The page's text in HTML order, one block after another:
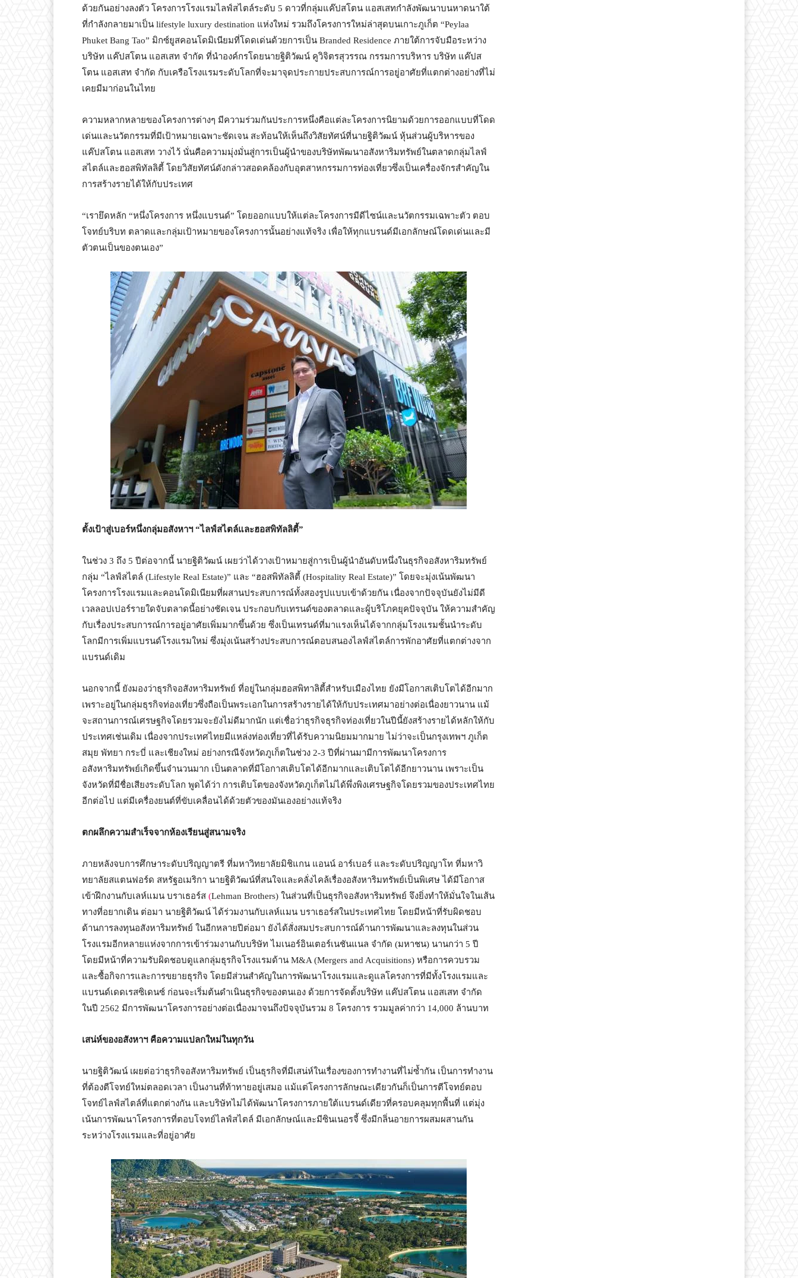
ด้วยกันอย่างลงตัว โครงการโรงแรมไลฟ์สไตล์ระดับ 5 ดาวที่กลุ่มแค๊ปสโตน แอสเสทกำลังพัฒนาบนหาดนาใต้
ที่กำลังกลายมาเป็น lifestyle luxury destination แห่งใหม่ รวมถึงโครงการใหม่ล่าสุดบนเกาะภูเก็ต “Peylaa
Phuket Bang Tao” มิกซ์ยูสคอนโดมิเนียมที่โดดเด่นด้วยการเป็น Branded Residence ภายใต้การจับมือระหว่าง
บริษัท แค๊ปสโตน แอสเสท จำกัด ที่นำองค์กรโดยนายฐิติวัฒน์ คูวิจิตรสุวรรณ กรรมการบริหาร บริษัท แค๊ปส
โตน แอสเสท จำกัด กับเครือโรงแรมระดับโลกที่จะมาจุดประกายประสบการณ์การอยู่อาศัยที่แตกต่างอย่างที่ไม่
เคยมีมาก่อนในไทย
ความหลากหลายของโครงการต่างๆ มีความร่วมกันประการหนึ่งคือแต่ละโครงการนิยามด้วยการออกแบบที่โดด
เด่นและนวัตกรรมที่มีเป้าหมายเฉพาะชัดเจน สะท้อนให้เห็นถึงวิสัยทัศน์ที่นายฐิติวัฒน์ หุ้นส่วนผู้บริหารของ
แค๊ปสโตน แอสเสท วางไว้ นั่นคือความมุ่งมั่นสู่การเป็นผู้นำของบริษัทพัฒนาอสังหาริมทรัพย์ในตลาดกลุ่มไลฟ์
สไตล์และฮอสพิทัลลิตี้ โดยวิสัยทัศน์ดังกล่าวสอดคล้องกับอุตสาหกรรมการท่องเที่ยวซึ่งเป็นเครื่องจักรสำคัญใน
การสร้างรายได้ให้กับประเทศ
“เรายึดหลัก “หนึ่งโครงการ หนึ่งแบรนด์” โดยออกแบบให้แต่ละโครงการมีดีไซน์และนวัตกรรมเฉพาะตัว ตอบ
โจทย์บริบท ตลาดและกลุ่มเป้าหมายของโครงการนั้นอย่างแท้จริง เพื่อให้ทุกแบรนด์มีเอกลักษณ์โดดเด่นและมี
ตัวตนเป็นของตนเอง”
ตั้งเป้าสู่เบอร์หนึ่งกลุ่มอสังหาฯ “ไลฟ์สไตล์และฮอสพิทัลลิตี้”
ในช่วง 3 ถึง 5 ปีต่อจากนี้ นายฐิติวัฒน์ เผยว่าได้วางเป้าหมายสู่การเป็นผู้นำอันดับหนึ่งในธุรกิจอสังหาริมทรัพย์
กลุ่ม “ไลฟ์สไตล์ (Lifestyle Real Estate)” และ “ฮอสพิทัลลิตี้ (Hospitality Real Estate)” โดยจะมุ่งเน้นพัฒนา
โครงการโรงแรมและคอนโดมิเนียมที่ผสานประสบการณ์ทั้งสองรูปแบบเข้าด้วยกัน เนื่องจากปัจจุบันยังไม่มีดี
เวลลอปเปอร์รายใดจับตลาดนี้อย่างชัดเจน ประกอบกับเทรนด์ของตลาดและผู้บริโภคยุคปัจจุบัน ให้ความสำคัญ
กับเรื่องประสบการณ์การอยู่อาศัยเพิ่มมากขึ้นด้วย ซึ่งเป็นเทรนด์ที่มาแรงเห็นได้จากกลุ่มโรงแรมชั้นนำระดับ
โลกมีการเพิ่มแบรนด์โรงแรมใหม่ ซึ่งมุ่งเน้นสร้างประสบการณ์ตอบสนองไลฟ์สไตล์การพักอาศัยที่แตกต่างจาก
แบรนด์เดิม
นอกจากนี้ ยังมองว่าธุรกิจอสังหาริมทรัพย์ ที่อยู่ในกลุ่มฮอสพิทาลิตี้สำหรับเมืองไทย ยังมีโอกาสเติบโตได้อีกมาก
เพราะอยู่ในกลุ่มธุรกิจท่องเที่ยวซึ่งถือเป็นพระเอกในการสร้างรายได้ให้กับประเทศมาอย่างต่อเนื่องยาวนาน แม้
จะสถานการณ์เศรษฐกิจโดยรวมจะยังไม่ดีมากนัก แต่เชื่อว่าธุรกิจธุรกิจท่องเที่ยวในปีนี้ยังสร้างรายได้หลักให้กับ
ประเทศเช่นเดิม เนื่องจากประเทศไทยมีแหล่งท่องเที่ยวที่ได้รับความนิยมมากมาย ไม่ว่าจะเป็นกรุงเทพฯ ภูเก็ต
สมุย พัทยา กระบี่ และเชียงใหม่ อย่างกรณีจังหวัดภูเก็ตในช่วง 2-3 ปีที่ผ่านมามีการพัฒนาโครงการ
อสังหาริมทรัพย์เกิดขึ้นจำนวนมาก เป็นตลาดที่มีโอกาสเติบโตได้อีกมากและเติบโตได้อีกยาวนาน เพราะเป็น
จังหวัดที่มีชื่อเสียงระดับโลก พูดได้ว่า การเติบโตของจังหวัดภูเก็ตไม่ได้พึ่งพิงเศรษฐกิจโดยรวมของประเทศไทย
อีกต่อไป แต่มีเครื่องยนต์ที่ขับเคลื่อนได้ด้วยตัวของมันเองอย่างแท้จริง
ตกผลึกความสำเร็จจากห้องเรียนสู่สนามจริง
ภายหลังจบการศึกษาระดับปริญญาตรี ที่มหาวิทยาลัยมิชิแกน แอนน์ อาร์เบอร์ และระดับปริญญาโท ที่มหาวิ
ทยาลัยสแตนฟอร์ด สหรัฐอเมริกา นายฐิติวัฒน์ที่สนใจและคลั่งไคล้เรื่องอสังหาริมทรัพย์เป็นพิเศษ ได้มีโอกาส
เข้าฝึกงานกับเลห์แมน บราเธอร์ส (Lehman Brothers) ในส่วนที่เป็นธุรกิจอสังหาริมทรัพย์ จึงยิ่งทำให้มั่นใจในเส้น
ทางที่อยากเดิน ต่อมา นายฐิติวัฒน์ ได้ร่วมงานกับเลห์แมน บราเธอร์สในประเทศไทย โดยมีหน้าที่รับผิดชอบ
ด้านการลงทุนอสังหาริมทรัพย์ ในอีกหลายปีต่อมา ยังได้สั่งสมประสบการณ์ด้านการพัฒนาและลงทุนในส่วน
โรงแรมอีกหลายแห่งจากการเข้าร่วมงานกับบริษัท ไมเนอร์อินเตอร์เนชันแนล จำกัด (มหาชน) นานกว่า 5 ปี
โดยมีหน้าที่ความรับผิดชอบดูแลกลุ่มธุรกิจโรงแรมด้าน M&A (Mergers and Acquisitions) หรือการควบรวม
และซื้อกิจการและการขยายธุรกิจ โดยมีส่วนสำคัญในการพัฒนาโรงแรมและดูแลโครงการที่มีทั้งโรงแรมและ
แบรนด์เดดเรสซิเดนซ์ ก่อนจะเริ่มต้นดำเนินธุรกิจของตนเอง ด้วยการจัดตั้งบริษัท แค๊ปสโตน แอสเสท จำกัด
ในปี 2562 มีการพัฒนาโครงการอย่างต่อเนื่องมาจนถึงปัจจุบันรวม 8 โครงการ รวมมูลค่ากว่า 14,000 ล้านบาท
เสน่ห์ของอสังหาฯ คือความแปลกใหม่ในทุกวัน
นายฐิติวัฒน์ เผยต่อว่าธุรกิจอสังหาริมทรัพย์ เป็นธุรกิจที่มีเสน่ห์ในเรื่องของการทำงานที่ไม่ซ้ำกัน เป็นการทำงาน
ที่ต้องตีโจทย์ใหม่ตลอดเวลา เป็นงานที่ท้าทายอยู่เสมอ แม้แต่โครงการลักษณะเดียวกันก็เป็นการตีโจทย์ตอบ
โจทย์ไลฟ์สไตล์ที่แตกต่างกัน และบริษัทไม่ได้พัฒนาโครงการภายใต้แบรนด์เดียวที่ครอบคลุมทุกพื้นที่ แต่มุ่ง
เน้นการพัฒนาโครงการที่ตอบโจทย์ไลฟ์สไตล์ มีเอกลักษณ์และมีซินเนอรจี้ ซึ่งมีกลิ่นอายการผสมผสานกัน
ระหว่างโรงแรมและที่อยู่อาศัย